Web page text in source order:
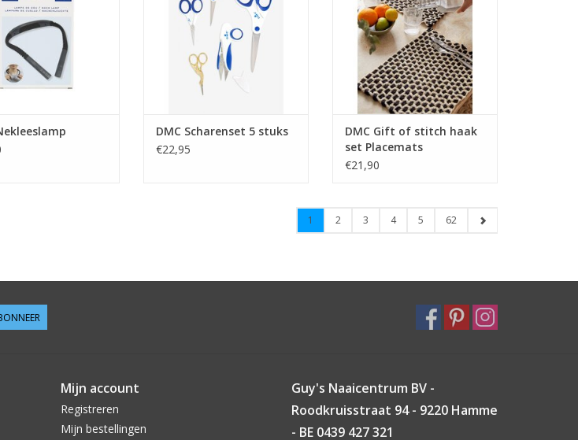
DMC Scharenset 5 stuks
€22,95
DMC Gift of stitch haak
set Placemats
€21,90
1 2 3 4 5 62
Mijn account
Registreren
Mijn bestellingen
Guy's Naaicentrum BV -
Roodkruisstraat 94 - 9220 Hamme
- BE 0439 427 321